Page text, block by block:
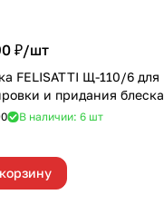
₽/шт
FELISATTI Щ-110/6 для
и придания блеска
0 В наличии: 6 шт